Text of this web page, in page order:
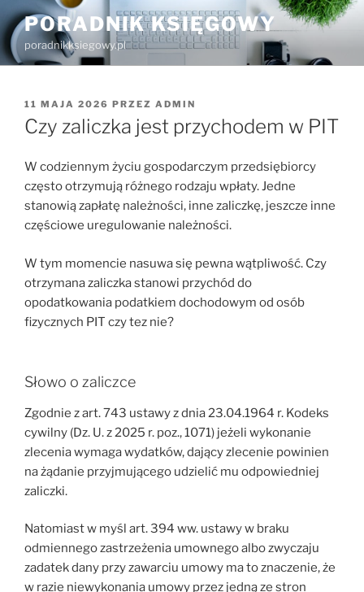
Przejdź
do
treści
PORADNIK KSIĘGOWY
poradnikksiegowy.pl
OPUBLIKOWANE
W
11 MAJA 2026 PRZEZ ADMIN
Czy zaliczka jest przychodem w PIT
W codziennym życiu gospodarczym przedsiębiorcy
często otrzymują różnego rodzaju wpłaty. Jedne
stanowią zapłatę należności, inne zaliczkę, jeszcze inne
częściowe uregulowanie należności.
W tym momencie nasuwa się pewna wątpliwość. Czy
otrzymana zaliczka stanowi przychód do
opodatkowania podatkiem dochodowym od osób
fizycznych PIT czy tez nie?
Słowo o zaliczce
Zgodnie z art. 743 ustawy z dnia 23.04.1964 r. Kodeks
cywilny (Dz. U. z 2025 r. poz., 1071) jeżeli wykonanie
zlecenia wymaga wydatków, dający zlecenie powinien
na żądanie przyjmującego udzielić mu odpowiedniej
zaliczki.
Natomiast w myśl art. 394 ww. ustawy w braku
odmiennego zastrzeżenia umownego albo zwyczaju
zadatek dany przy zawarciu umowy ma to znaczenie, że
w razie niewykonania umowy przez jedną ze stron